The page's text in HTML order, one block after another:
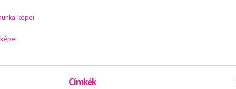
képei
Címkék